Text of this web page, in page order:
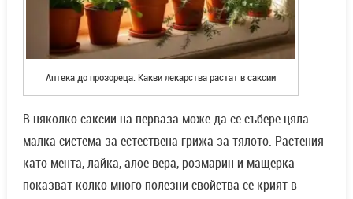
Аптека до прозореца: Какви лекарства растат в саксии
В няколко саксии на перваза може да се събере цяла
малка система за естествена грижа за тялото. Растения
като мента, лайка, алое вера, розмарин и мащерка
показват колко много полезни свойства се крият в